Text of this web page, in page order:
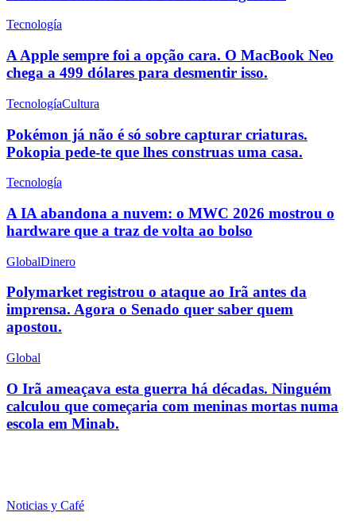
Tecnología
A Apple sempre foi a opção cara. O MacBook Neo
chega a 499 dólares para desmentir isso.
TecnologíaCultura
Pokémon já não é só sobre capturar criaturas.
Pokopia pede-te que lhes construas uma casa.
Tecnología
A IA abandona a nuvem: o MWC 2026 mostrou o
hardware que a traz de volta ao bolso
GlobalDinero
Polymarket registrou o ataque ao Irã antes da
imprensa. Agora o Senado quer saber quem
apostou.
Global
O Irã ameaçava esta guerra há décadas. Ninguém
calculou que começaria com meninas mortas numa
escola em Minab.
Noticias y Café